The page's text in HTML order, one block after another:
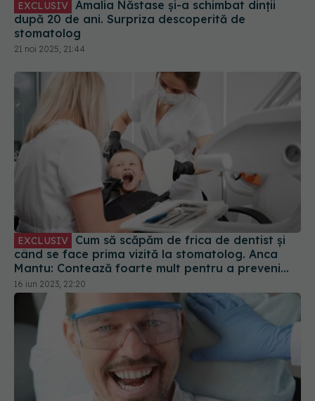
EXCLUSIV
după 20 de ani. Surpriza descoperită de
stomatolog
21 noi 2025, 21:44
EXCLUSIV
când se face prima vizită la stomatolog. Anca
Mantu: Contează foarte mult pentru a preveni
cariile sau orice altă patologie
16 iun 2023, 22:20